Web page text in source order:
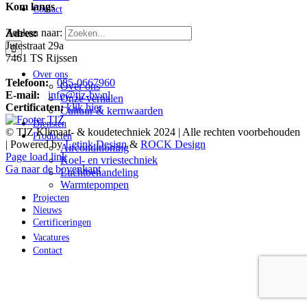
Contact
Zoeken naar:
Over ons
Over ons
Onze verhalen
Cultuur & kernwaarden
Diensten
Producten
Airconditioning
Koel- en vriestechniek
Luchtbehandeling
Warmtepompen
Projecten
Nieuws
Certificeringen
Vacatures
Contact
Kom langs
Adres:
Jutestraat 29a
7461 TS Rijssen
Telefoon:
085-0667960
E-mail:
info@tiz-bv.nl
Certificaten: klik hier
© TIZ Klimaat- & koudetechniek 2024 | Alle rechten voorbehouden
| Powered byLetink Design& ROCK Design
Page load link
Ga naar de bovenkant